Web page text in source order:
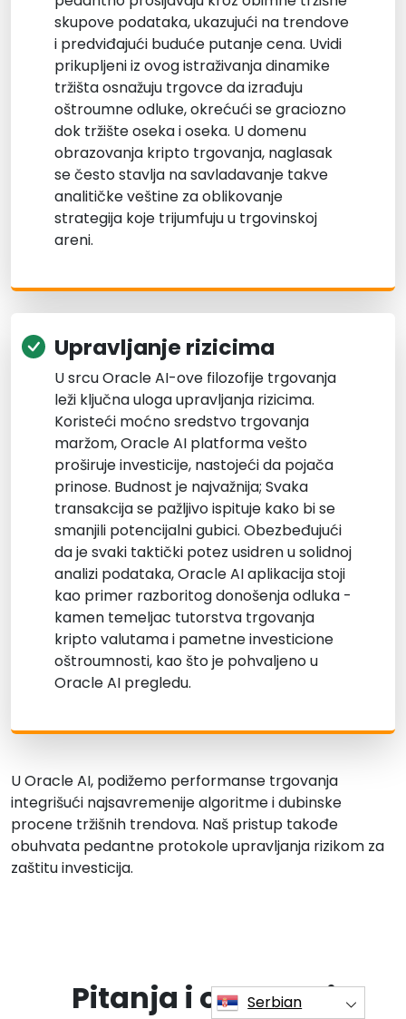
skupove podataka, ukazujući na trendove
i predviđajući buduće putanje cena. Uvidi
prikupljeni iz ovog istraživanja dinamike
tržišta osnažuju trgovce da izrađuju
oštroumne odluke, okrećući se graciozno
dok tržište oseka i oseka. U domenu
obrazovanja kripto trgovanja, naglasak
se često stavlja na savladavanje takve
analitičke veštine za oblikovanje
strategija koje trijumfuju u trgovinskoj
areni.
Upravljanje rizicima
U srcu Oracle AI-ove filozofije trgovanja
leži ključna uloga upravljanja rizicima.
Koristeći moćno sredstvo trgovanja
maržom, Oracle AI platforma vešto
proširuje investicije, nastojeći da pojača
prinose. Budnost je najvažnija; Svaka
transakcija se pažljivo ispituje kako bi se
smanjili potencijalni gubici. Obezbeđujući
da je svaki taktički potez usidren u solidnoj
analizi podataka, Oracle AI aplikacija stoji
kao primer razboritog donošenja odluka -
kamen temeljac tutorstva trgovanja
kripto valutama i pametne investicione
oštroumnosti, kao što je pohvaljeno u
Oracle AI pregledu.
U Oracle AI, podižemo performanse trgovanja
integrišući najsavremenije algoritme i dubinske
procene tržišnih trendova. Naš pristup takođe
obuhvata pedantne protokole upravljanja rizikom za
zaštitu investicija.
Pitanja i odgovori
Serbian